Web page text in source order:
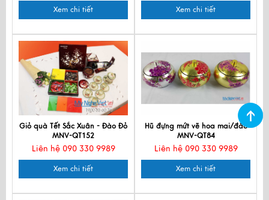
Xem chi tiết Xem chi tiết
Giỏ quà Tết Sắc Xuân - Đào Đỏ
MNV-QT152
Liên hệ 090 330 9989
Xem chi tiết
Hũ đựng mứt vẽ hoa mai/đào
MNV-QT84
Liên hệ 090 330 9989
Xem chi tiết